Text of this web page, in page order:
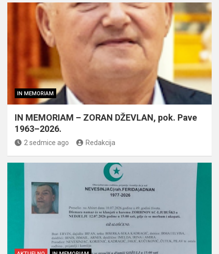
IN MEMORIAM
IN MEMORIAM – ZORAN DŽEVLAN, pok. Pave
1963–2026.
2 sedmice ago Redakcija